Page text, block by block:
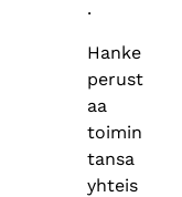
.
Hanke
perust
aa
toimin
tansa
yhteis